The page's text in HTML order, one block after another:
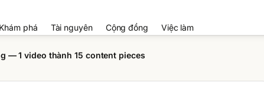
Khám phá Tài nguyên Cộng đồng Việc làm
— 1 video thành 15 content pieces